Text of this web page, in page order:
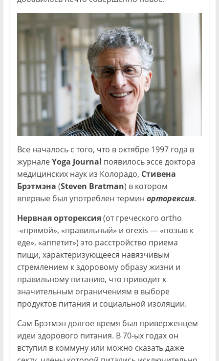
Все началось с того, что в октябре 1997 года в
журналеYoga Journal появилось эссе доктора
медицинских наук из Колорадо, Стивена
Брэтмэна (Steven Bratman) в котором
впервые был употреблен термин орторексия.
Нервная орторексия(от греческого ortho
-«прямой», «правильный» и orexis — «позыв к
еде», «аппетит») это расстройство приема
пищи, характеризующееся навязчивым
стремлением к здоровому образу жизни и
правильному питанию, что приводит к
значительным ограничениям в выборе
продуктов питания и социальной изоляции.
Сам Брэтмэн долгое время был приверженцем
идеи здорового питания. В 70-ых годах он
вступил в коммуну или можно сказать даже